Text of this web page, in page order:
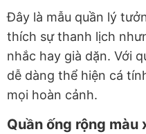
Đây là mẫu quần lý
thích sự thanh lịch
nhắc hay già dặn. Với
dễ dàng thể hiện cá
mọi hoàn cảnh.
Quần ống rộng màu